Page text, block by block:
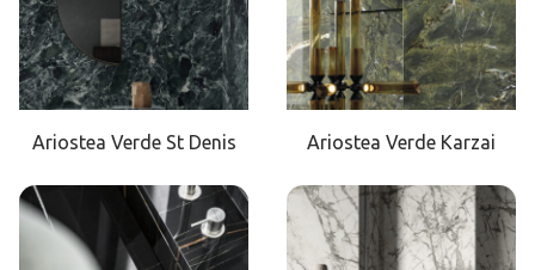
Ariostea Verde St Denis Ariostea Verde Karzai